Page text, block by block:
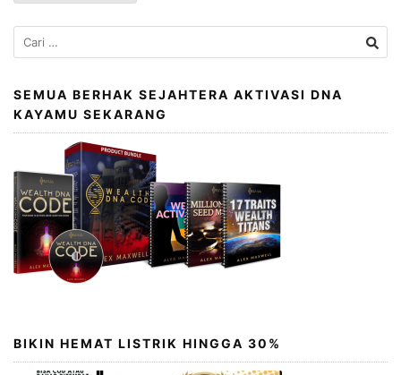
Cari
untuk:
SEMUA BERHAK SEJAHTERA AKTIVASI DNA
KAYAMU SEKARANG
BIKIN HEMAT LISTRIK HINGGA 30%